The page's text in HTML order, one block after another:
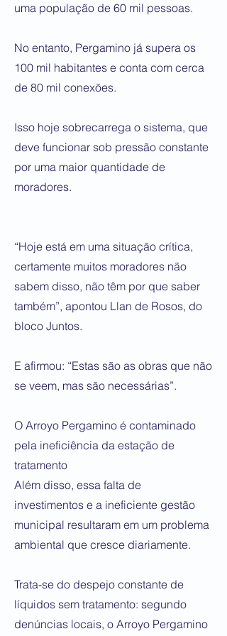
uma população de 60 mil pessoas.
No entanto, Pergamino já supera os
100 mil habitantes e conta com cerca
de 80 mil conexões.
Isso hoje sobrecarrega o sistema, que
deve funcionar sob pressão constante
por uma maior quantidade de
moradores.
“Hoje está em uma situação crítica,
certamente muitos moradores não
sabem disso, não têm por que saber
também”, apontou Llan de Rosos, do
bloco Juntos.
E afirmou: “Estas são as obras que não
se veem, mas são necessárias”.
O Arroyo Pergamino é contaminado
pela ineficiência da estação de
tratamento
Além disso, essa falta de
investimentos e a ineficiente gestão
municipal resultaram em um problema
ambiental que cresce diariamente.
Trata-se do despejo constante de
líquidos sem tratamento: segundo
denúncias locais, o Arroyo Pergamino